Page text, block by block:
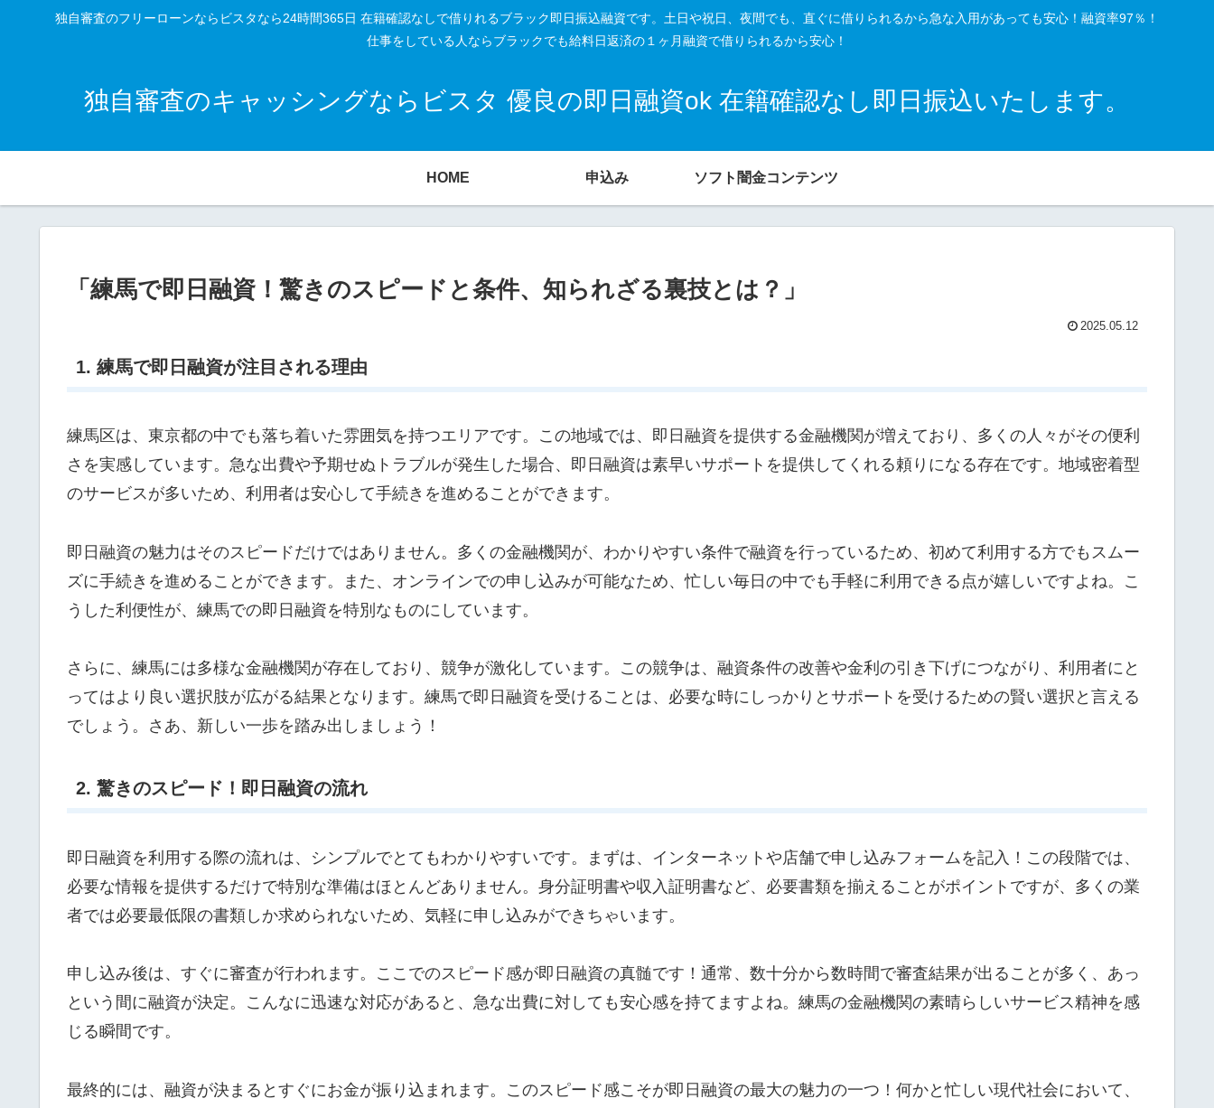
独自審査のフリーローンならビスタなら24時間365日 在籍確認なしで借りれるブラック即日振込融資です。土日や祝日、夜間でも、直ぐに借りられるから急な入用があっても安心！融資率97％！
仕事をしている人ならブラックでも給料日返済の１ヶ月融資で借りられるから安心！
独自審査のキャッシングならビスタ 優良の即日融資ok 在籍確認なし即日振込いたします。
HOME 申込み ソフト闇金コンテンツ
「練馬で即日融資！驚きのスピードと条件、知られざる裏技とは？」
2025.05.12
1. 練馬で即日融資が注目される理由
練馬区は、東京都の中でも落ち着いた雰囲気を持つエリアです。この地域では、即日融資を提供する金融機関が増えており、多くの人々がその便利
さを実感しています。急な出費や予期せぬトラブルが発生した場合、即日融資は素早いサポートを提供してくれる頼りになる存在です。地域密着型
のサービスが多いため、利用者は安心して手続きを進めることができます。
即日融資の魅力はそのスピードだけではありません。多くの金融機関が、わかりやすい条件で融資を行っているため、初めて利用する方でもスムー
ズに手続きを進めることができます。また、オンラインでの申し込みが可能なため、忙しい毎日の中でも手軽に利用できる点が嬉しいですよね。こ
うした利便性が、練馬での即日融資を特別なものにしています。
さらに、練馬には多様な金融機関が存在しており、競争が激化しています。この競争は、融資条件の改善や金利の引き下げにつながり、利用者にと
ってはより良い選択肢が広がる結果となります。練馬で即日融資を受けることは、必要な時にしっかりとサポートを受けるための賢い選択と言える
でしょう。さあ、新しい一歩を踏み出しましょう！
2. 驚きのスピード！即日融資の流れ
即日融資を利用する際の流れは、シンプルでとてもわかりやすいです。まずは、インターネットや店舗で申し込みフォームを記入！この段階では、
必要な情報を提供するだけで特別な準備はほとんどありません。身分証明書や収入証明書など、必要書類を揃えることがポイントですが、多くの業
者では必要最低限の書類しか求められないため、気軽に申し込みができちゃいます。
申し込み後は、すぐに審査が行われます。ここでのスピード感が即日融資の真髄です！通常、数十分から数時間で審査結果が出ることが多く、あっ
という間に融資が決定。こんなに迅速な対応があると、急な出費に対しても安心感を持てますよね。練馬の金融機関の素晴らしいサービス精神を感
じる瞬間です。
最終的には、融資が決まるとすぐにお金が振り込まれます。このスピード感こそが即日融資の最大の魅力の一つ！何かと忙しい現代社会において、